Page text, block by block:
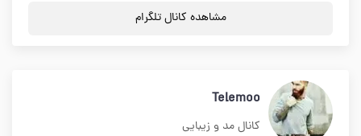
مشاهده کانال تلگرام
Telemoo
کانال مد و زیبایی